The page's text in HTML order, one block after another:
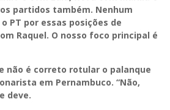
partidos também. Nenhum
PT por essas posições de
Raquel. O nosso foco principal é
não é correto rotular o palanque
em Pernambuco. “Não,
deve.